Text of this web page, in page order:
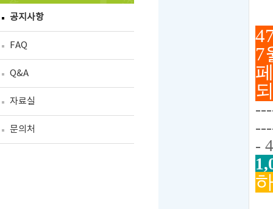
공지사항
FAQ
Q&A
자료실
문의처
7
-